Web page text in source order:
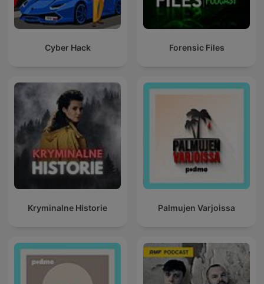
Cyber Hack Forensic Files
Kryminalne Historie Palmujen Varjoissa